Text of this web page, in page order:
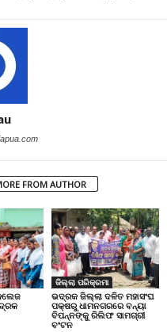
FROM AUTHOR
ଜିଲ୍ଲା ପରିକ୍ରମା
ଭଦ୍ରକ ଜିଲ୍ଲା ଦଳିତ ମହାସଂଘ
ପକ୍ଷରୁ ଧାମନଗରରେ ବନ୍ୟା
ବିପନ୍ନଙ୍କୁ ରିଲିଫ ସାମଗ୍ରୀ
ବଂଟନ